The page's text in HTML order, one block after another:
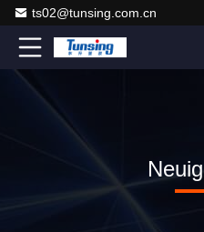
ts02@tunsing.com.cn